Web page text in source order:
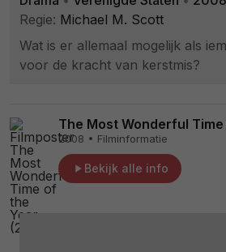
Regie: Michael M. Scott
Wat is er allemaal mogelijk als
voor de kracht van kerstmis?
The Most Wonderful
2008 • Filminformatie
Bekijk alle info